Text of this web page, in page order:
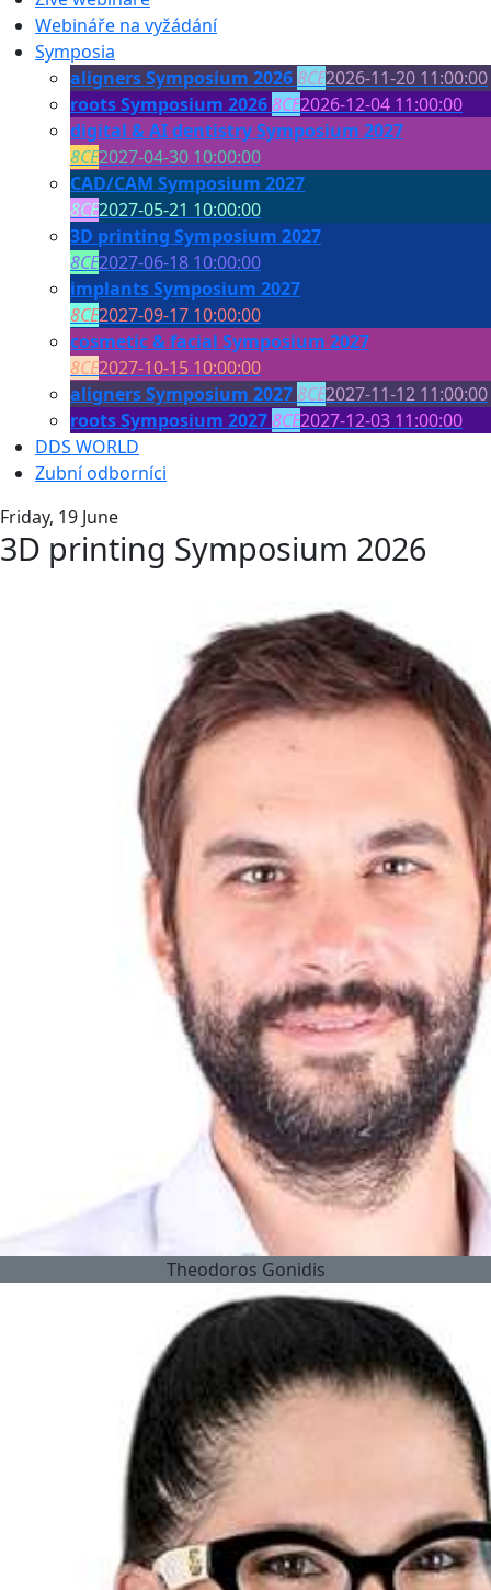
Webináře na vyžádání
Symposia
aligners Symposium 2026 8CE2026-11-20 11:00:00
roots Symposium 20268CE2026-12-04 11:00:00
digital & AI dentistry Symposium 2027
8CE2027-04-30 10:00:00
CAD/CAM Symposium 2027
8CE2027-05-21 10:00:00
3D printing Symposium 2027
8CE2027-06-18 10:00:00
implants Symposium 2027
8CE2027-09-17 10:00:00
cosmetic & facial Symposium 2027
8CE2027-10-15 10:00:00
aligners Symposium 2027 8CE2027-11-12 11:00:00
roots Symposium 20278CE2027-12-03 11:00:00
DDS WORLD
Zubní odborníci
Friday, 19 June
3D printing Symposium 2026
Theodoros Gonidis